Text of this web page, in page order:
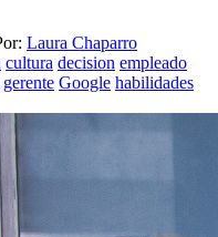
Laura Chaparro
cultura decision empleado
gerente Google habilidades